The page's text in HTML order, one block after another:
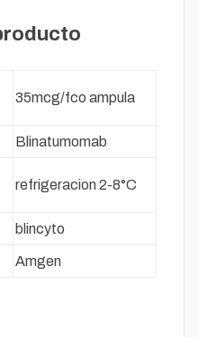
35mcg/fco ampula
Blinatumomab
refrigeracion 2-8°C
blincyto
Amgen